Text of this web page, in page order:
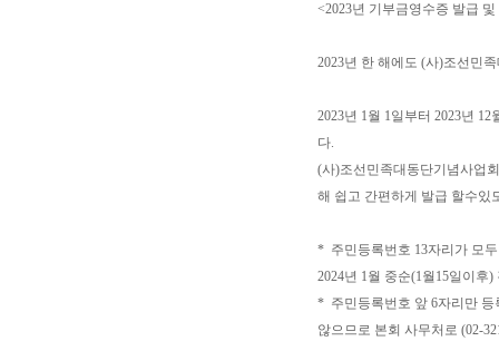
<2023년 기부금영수증 발급
2023년 한 해에도 (사)조선민
2023년 1월 1일부터 2023년
다.
(사)조선민족대동단기념사업
해 쉽고 간편하게 발급 할수있
* 주민등록번호 13자리가 모
2024년 1월 중순(1월15일이후
* 주민등록번호 앞 6자리만 등
않으므로 본회 사무처로 (02-